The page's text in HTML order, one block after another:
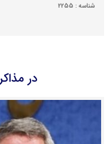
شناسه : 2255
در